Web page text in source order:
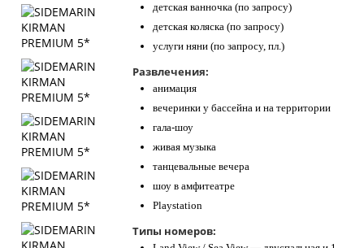
детская ванночка (по запросу)
детская коляска (по запросу)
услуги няни (по запросу, пл.)
Развлечения:
анимация
вечеринки у бассейна и на территории
гала-шоу
живая музыка
танцевальные вечера
шоу в амфитеатре
Playstation
Типы номеров: